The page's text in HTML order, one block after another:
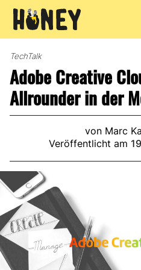
InhaltTechTalk
Adobe Creative
Allrounder in der
von Marc
Veröffentlicht am